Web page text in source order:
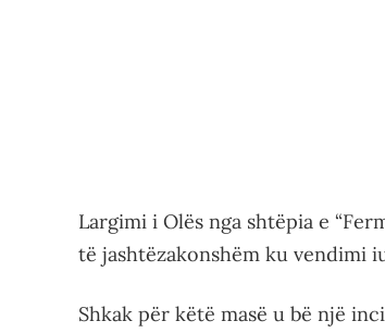
Largimi i Olës nga shtëpia e
të jashtëzakonshëm ku vendimi
Shkak për këtë masë u bë një